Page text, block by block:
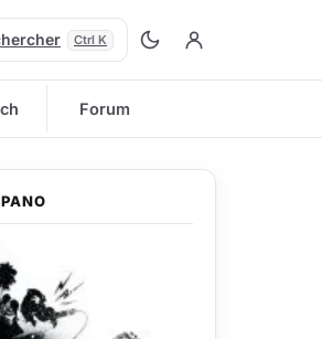
Ctrl K
Forum